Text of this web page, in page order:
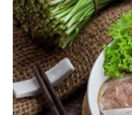
le site du plus
Vietnam.